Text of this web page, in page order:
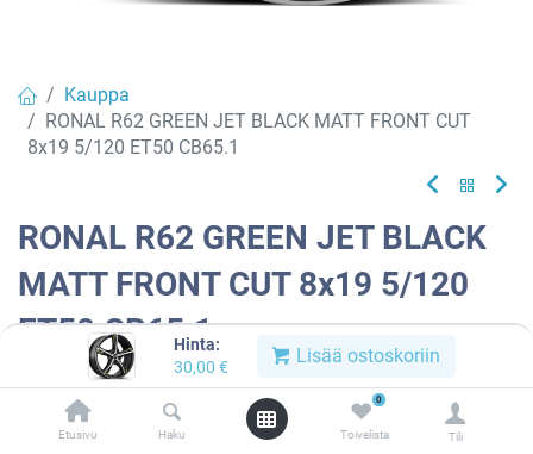
Hinta:
30,00 € Lisää ostoskoriin
Etusivu Haku
0
Toivelista Tili
Kauppa
RONAL R62 GREEN JET BLACK MATT FRONT CUT
8x19 5/120 ET50 CB65.1
RONAL R62 GREEN JET BLACK
MATT FRONT CUT 8x19 5/120
ET50 CB65.1
4053881215984 Tuotekoodi:
Tällä tuotteella ei ole kelvollista yhdistelmää.